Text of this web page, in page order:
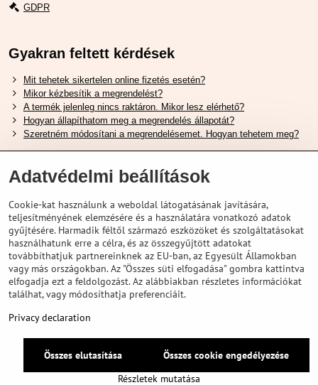
GDPR
Gyakran feltett kérdések
Mit tehetek sikertelen online fizetés esetén?
Mikor kézbesítik a megrendelést?
A termék jelenleg nincs raktáron. Mikor lesz elérhető?
Hogyan állapíthatom meg a megrendelés állapotát?
Szeretném módosítani a megrendelésemet. Hogyan tehetem meg?
Hasznos Linkek
Hogyan válasszuk ki a megfelelő felfüggesztési villát ?
Hogyan válasszuk ki a megfelelő méretű sisakot?
Shimano E-Bike Akkumulátor Útmutató
Schwalbe Tubeless Gumik Felfedezése
Privacy declaration
Adatvédelmi beállítások
Cookie-kat használunk a weboldal látogatásának javítására,
teljesítményének elemzésére és a használatára vonatkozó adatok
gyűjtésére. Harmadik féltől származó eszközöket és szolgáltatásokat
használhatunk erre a célra, és az összegyűjtött adatokat
továbbíthatjuk partnereinknek az EU-ban, az Egyesült Államokban
vagy más országokban. Az "Összes süti elfogadása" gombra kattintva
elfogadja ezt a feldolgozást. Az alábbiakban részletes információkat
találhat, vagy módosíthatja preferenciáit.
Privacy declaration
Részletek mutatása
Összes cookie engedélyezése
Összes elutasítása